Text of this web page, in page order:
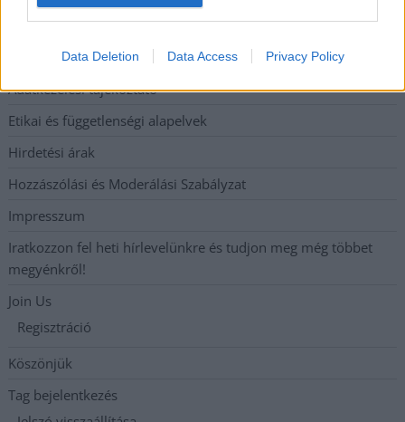
Data Deletion Data Access Privacy Policy
Adatkezelési tájékoztató
Etikai és függetlenségi alapelvek
Hirdetési árak
Hozzászólási és Moderálási Szabályzat
Impresszum
Iratkozzon fel heti hírlevelünkre és tudjon meg még többet
megyénkről!
Join Us
Regisztráció
Köszönjük
Tag bejelentkezés